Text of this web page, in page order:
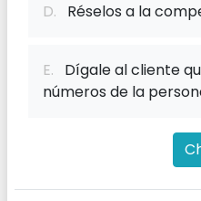
D. Réselos a la
E. Dígale al cliente
números de la